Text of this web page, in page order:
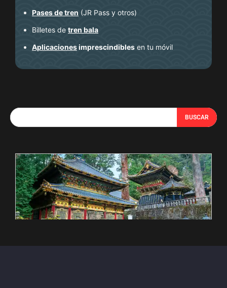
Pases de tren (JR Pass y otros)
Billetes de tren bala
Aplicacionesimprescindibles en tu móvil
BUSCAR